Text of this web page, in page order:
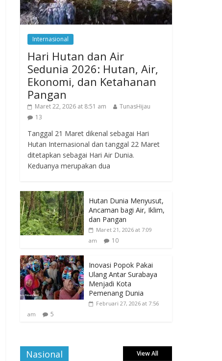
Internasional
Hari Hutan dan Air
Sedunia 2026: Hutan, Air,
Ekonomi, dan Ketahanan
Pangan
Maret 22, 2026 at 8:51 am
TunasHijau
13
Tanggal 21 Maret dikenal sebagai Hari
Hutan Internasional dan tanggal 22 Maret
ditetapkan sebagai Hari Air Dunia.
Keduanya merupakan dua
Hutan Dunia Menyusut,
Ancaman bagi Air, Iklim,
dan Pangan
Maret 21, 2026 at 7:09
am
10
Inovasi Popok Pakai
Ulang Antar Surabaya
Menjadi Kota
Pemenang Dunia
Februari 27, 2026 at 7:56
am
5
Nasional View All